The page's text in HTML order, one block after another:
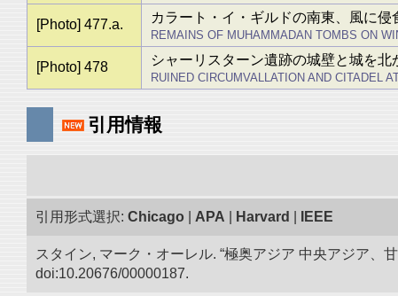
[Photo] 477.a. カラート・イ・ギルドの南東、風に
REMAINS OF MUHAMMADAN TOMBS ON
[Photo] 478 シャーリスターン遺跡の城壁と城を北
RUINED CIRCUMVALLATION AND CITADEL
引用情報
引用形式選択: Chicago APA Harvard IEEE
スタイン, マーク・オーレル. “極奥アジア 中央アジア、
doi:10.20676/00000187.